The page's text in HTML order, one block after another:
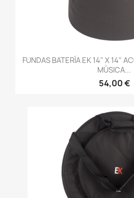
FUNDAS BATERÍA EK 14" X 14"
MÚSICA...
54,00 €